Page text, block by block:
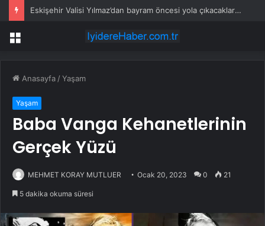
Eskişehir Valisi Yılmaz’dan bayram öncesi yola çıkacaklara uyarı
Menü
Anasayfa /Yaşam
Yaşam
Baba Vanga Kehanetlerinin
Gerçek Yüzü
MEHMET KORAY MUTLUER Ocak 20, 2023 0 21
5 dakika okuma süresi